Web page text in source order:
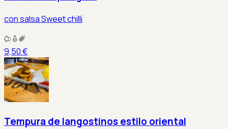
con salsa Sweet chilli
9,50 €
Tempura de langostinos estilo oriental